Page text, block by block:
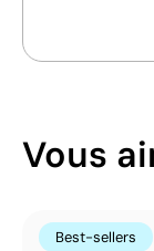
Vous
Best-sellers